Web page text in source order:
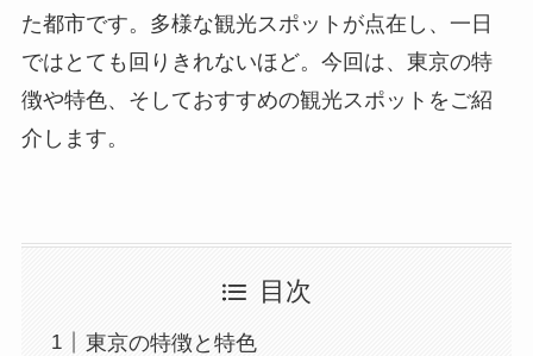
た都市です。多様な観光スポットが点在し、一日
ではとても回りきれないほど。今回は、東京の特
徴や特色、そしておすすめの観光スポットをご紹
介します。
目次
東京の特徴と特色